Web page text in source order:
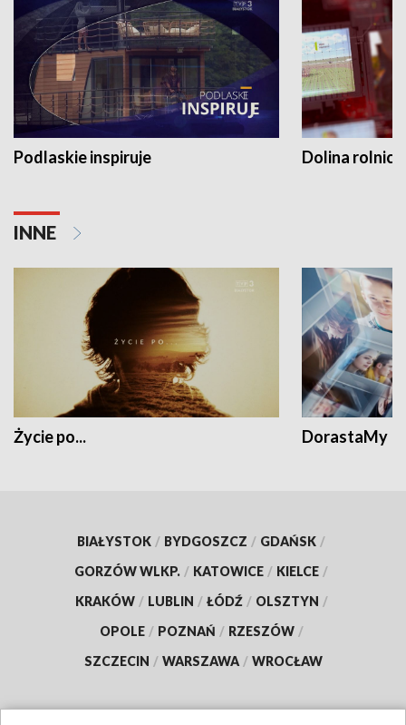
Podlaskie inspiruje Dolina
INNE
Życie po... DorastaMy
BIAŁYSTOK / BYDGOSZCZ / GDAŃSK /
GORZÓW WLKP. / KATOWICE / KIELCE /
KRAKÓW / LUBLIN / ŁÓDŹ / OLSZTYN /
OPOLE / POZNAŃ / RZESZÓW /
SZCZECIN / WARSZAWA / WROCŁAW